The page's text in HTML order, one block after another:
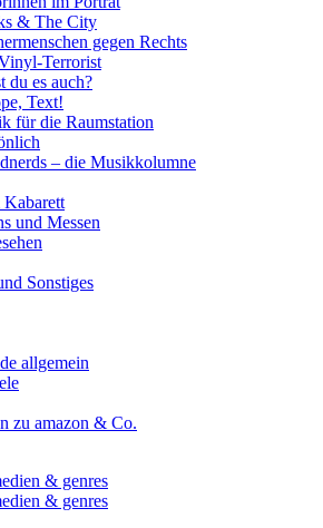
& The City
gegen Rechts
Terrorist
du es auch?
Text!
für die Raumstation
– die Musikkolumne
und Messen
Sonstiges
allgemein
zu amazon & Co.